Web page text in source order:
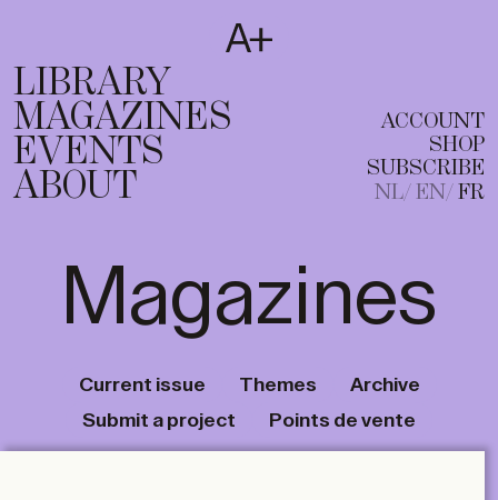
T
EN FR
LIBRARY
MAGAZINES
EVENTS
ABOUT
ACCOUNT
SHOP
SUBSCRIBE
NL EN FR
Magazines
Current issue Themes
Archive
Submit a project
Points de vente